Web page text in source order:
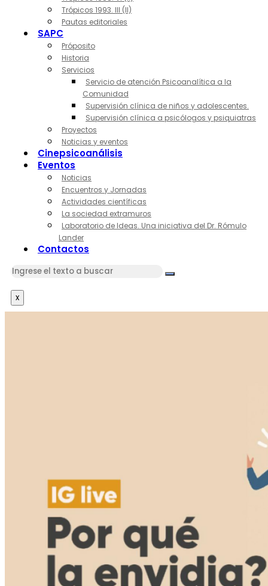
Trópicos 1993. III (II)
Pautas editoriales
SAPC
Próposito
Historia
Servicios
Servicio de atención Psicoanalítica a la
Comunidad
Supervisión clínica de niños y adolescentes.
Supervisión clínica a psicólogos y psiquiatras
Proyectos
Noticias y eventos
Cinepsicoanálisis
Eventos
Noticias
Encuentros y Jornadas
Actividades científicas
La sociedad extramuros
Laboratorio de Ideas. Una iniciativa del Dr. Rómulo
Lander
Contactos
x